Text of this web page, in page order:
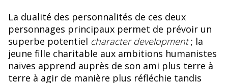
La dualité des personnalités de ces deux
personnages principaux permet de prévoir un
superbe potentiel character development; la
jeune fille charitable aux ambitions humanistes
naïves apprend auprès de son ami plus terre à
terre à agir de manière plus réfléchie tandis